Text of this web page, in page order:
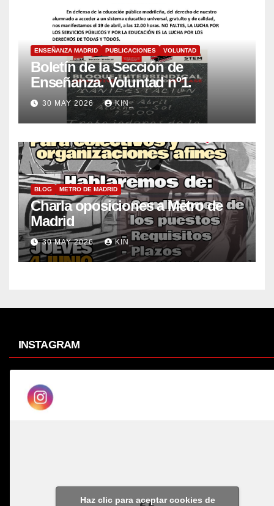
ENSEÑANZA MADRID PUBLICACIONES VOLUNTAD
Boletín de la Sección de
Enseñanza. Voluntad nº1.
30 MAY 2026 KIN_
BLOG METRO DE MADRID
Charla oposiciones a Metro de
Madrid
30 MAY 2026 KIN_
INSTAGRAM
Haz clic para aceptar cookies de